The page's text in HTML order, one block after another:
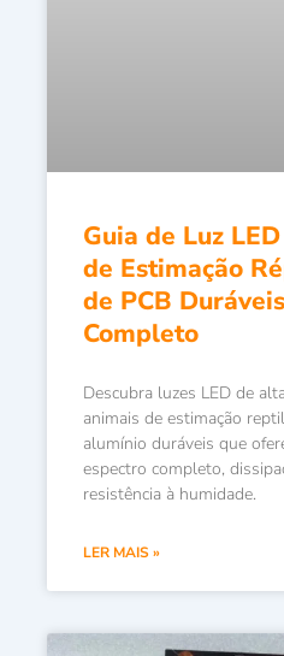
Guia de Luz
de Estimação
de PCB
Completo
Descubra luzes LED de
animais de estimação
alumínio duráveis que
espectro completo,
resistência à humidade.
LER MAIS »